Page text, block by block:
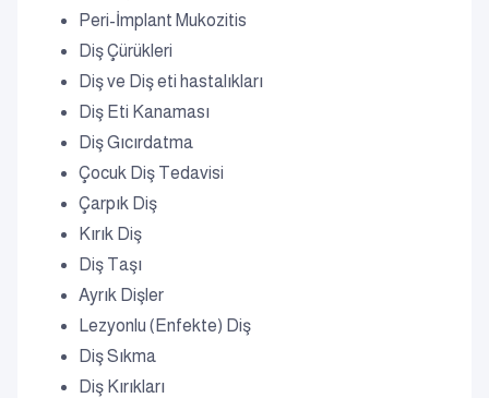
Peri-İmplant Mukozitis
Diş Çürükleri
Diş ve Diş eti hastalıkları
Diş Eti Kanaması
Diş Gıcırdatma
Çocuk Diş Tedavisi
Çarpık Diş
Kırık Diş
Diş Taşı
Ayrık Dişler
Lezyonlu (Enfekte) Diş
Diş Sıkma
Diş Kırıkları